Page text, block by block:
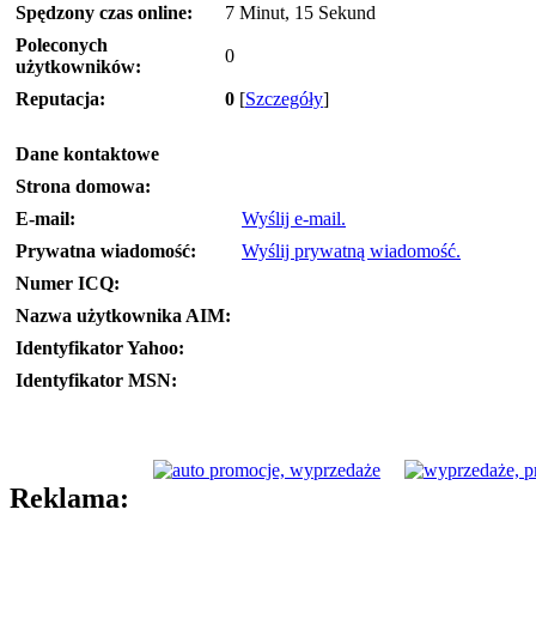
Spędzony czas online:
7 Minut, 15 Sekund
Poleconych
użytkowników:
0
Reputacja: 0 [Szczegóły]
Dane kontaktowe
Strona domowa:
E-mail:
Wyślij e-mail.
Prywatna wiadomość:
Wyślij prywatną wiadomość.
Numer ICQ:
Nazwa użytkownika AIM:
Identyfikator Yahoo:
Identyfikator MSN:
Reklama: